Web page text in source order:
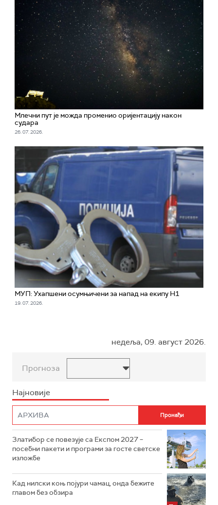
Млечни пут је можда променио оријентацију након
судара
26. 07. 2026.
МУП: Ухапшени осумњичени за напад на екипу Н1
19. 07. 2026.
недеља, 09. август 2026.
Прогноза
Најновије
Златибор се повезује са Експом 2027 –
посебни пакети и програми за госте светске
изложбе
Кад нилски коњ појури чамац, онда бежите
главом без обзира